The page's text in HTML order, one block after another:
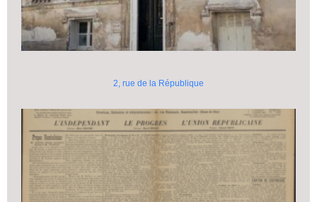
2, rue de la République